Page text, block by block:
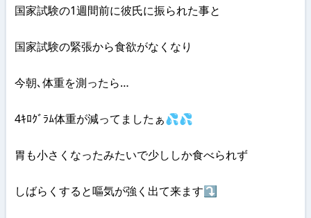
国家試験の1週間前に彼氏に振られた事と
国家試験の緊張から食欲がなくなり
今朝､体重を測ったら…
4ｷﾛｸﾞﾗﾑ体重が減ってましたぁ💦💦
胃も小さくなったみたいで少ししか食べられず
しばらくすると嘔気が強く出て来ます⤵